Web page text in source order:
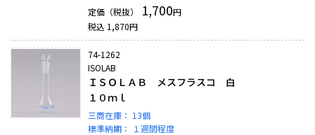
定価（税抜）
1,700円
税込 1,870円
74-1262
ISOLAB
ＩＳＯＬＡＢ メスフラスコ 白
１０ｍｌ
三商在庫： 13個
標準納期：
１週間程度